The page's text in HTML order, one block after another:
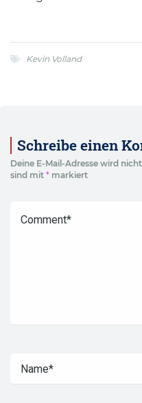
Kevin Volland
Schreibe einen
Deine E-Mail-Adresse wird
sind mit * markiert